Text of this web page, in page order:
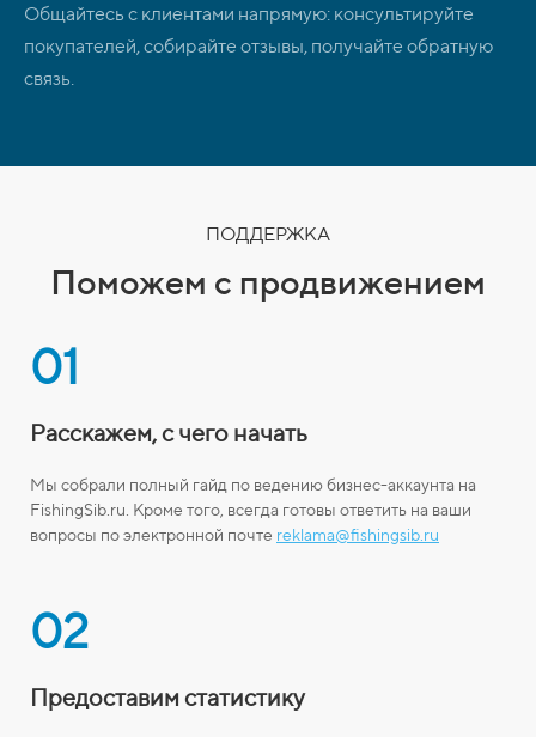
Общайтесь с клиентами напрямую: консультируйте
покупателей, собирайте отзывы, получайте обратную
связь.
ПОДДЕРЖКА
Поможем с продвижением
01
Расскажем, с чего начать
Мы собрали полный гайд по ведению бизнес-аккаунта на
FishingSib.ru. Кроме того, всегда готовы ответить на ваши
вопросы по электронной почте reklama@fishingsib.ru
02
Предоставим статистику